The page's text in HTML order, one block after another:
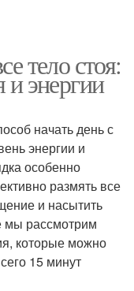
тело стоя:
и энергии
начать день с
энергии и
особенно
размять все
и насытить
мы рассмотрим
которые можно
15 минут